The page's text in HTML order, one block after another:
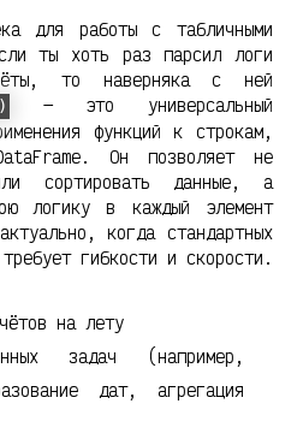
для работы с табличными
ты хоть раз парсил логи
то наверняка с ней
— это универсальный
функций к строкам,
Он позволяет не
сортировать данные, а
логику в каждый элемент
когда стандартных
гибкости и скорости.
на лету
задач (например,
дат, агрегация